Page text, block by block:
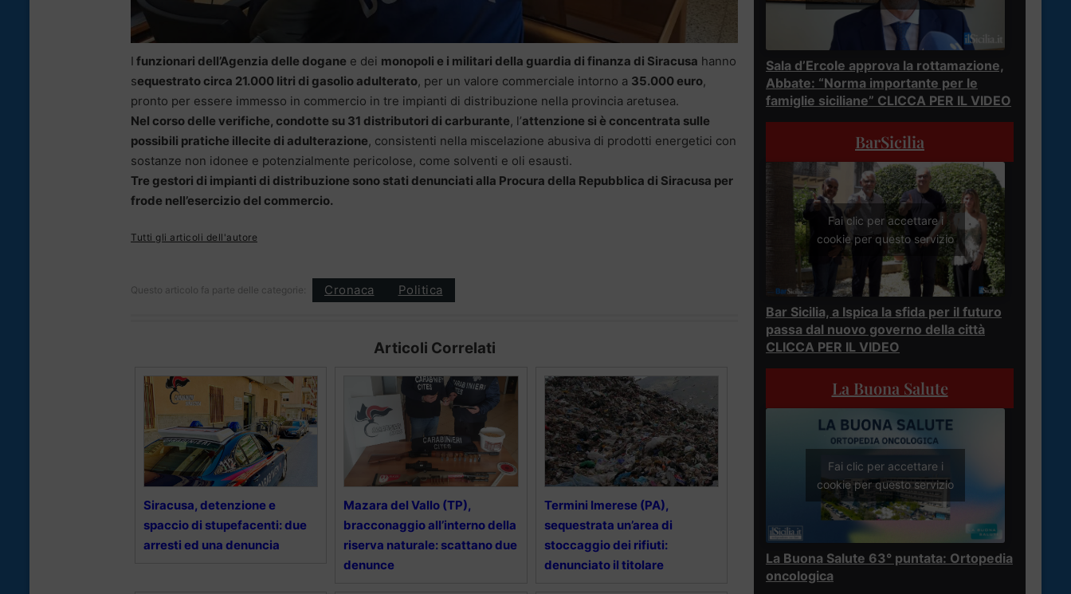
I funzionari dell’Agenzia delle dogane e dei monopoli e i militari della guardia di finanza di Siracusa hanno
sequestrato circa 21.000 litri di gasolio adulterato, per un valore commerciale intorno a 35.000 euro,
pronto per essere immesso in commercio in tre impianti di distribuzione nella provincia aretusea.
Nel corso delle verifiche, condotte su 31 distributori di carburante, l’attenzione si è concentrata sulle
possibili pratiche illecite di adulterazione, consistenti nella miscelazione abusiva di prodotti energetici con
sostanze non idonee e potenzialmente pericolose, come solventi e oli esausti.
Tre gestori di impianti di distribuzione sono stati denunciati alla Procura della Repubblica di Siracusa per
frode nell’esercizio del commercio.
Tutti gli articoli dell'autore
Questo articolo fa parte delle categorie: Cronaca Politica
Articoli Correlati
Siracusa, detenzione e
spaccio di stupefacenti: due
arresti ed una denuncia
Mazara del Vallo (TP),
bracconaggio all’interno della
riserva naturale: scattano due
denunce
Termini Imerese (PA),
sequestrata un’area di
stoccaggio dei rifiuti:
denunciato il titolare
Sala d’Ercole approva la rottamazione,
Abbate: “Norma importante per le
famiglie siciliane” CLICCA PER IL VIDEO
BarSicilia
Fai clic per accettare i
cookie per questo servizio
Bar Sicilia, a Ispica la sfida per il futuro
passa dal nuovo governo della città
CLICCA PER IL VIDEO
La Buona Salute
Fai clic per accettare i
cookie per questo servizio
La Buona Salute 63° puntata: Ortopedia
oncologica